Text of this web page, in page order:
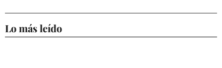
Lo más leído